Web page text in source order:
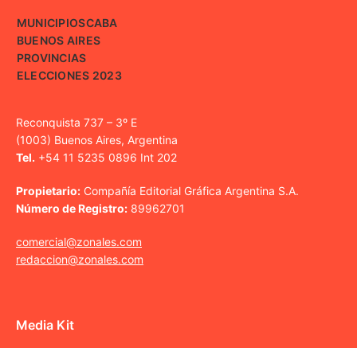
MUNICIPIOSCABA
BUENOS AIRES
PROVINCIAS
ELECCIONES 2023
Reconquista 737 – 3º E
(1003) Buenos Aires, Argentina
Tel. +54 11 5235 0896 Int 202
Propietario: Compañía Editorial Gráfica Argentina S.A.
Número de Registro: 89962701
comercial@zonales.com
redaccion@zonales.com
Media Kit